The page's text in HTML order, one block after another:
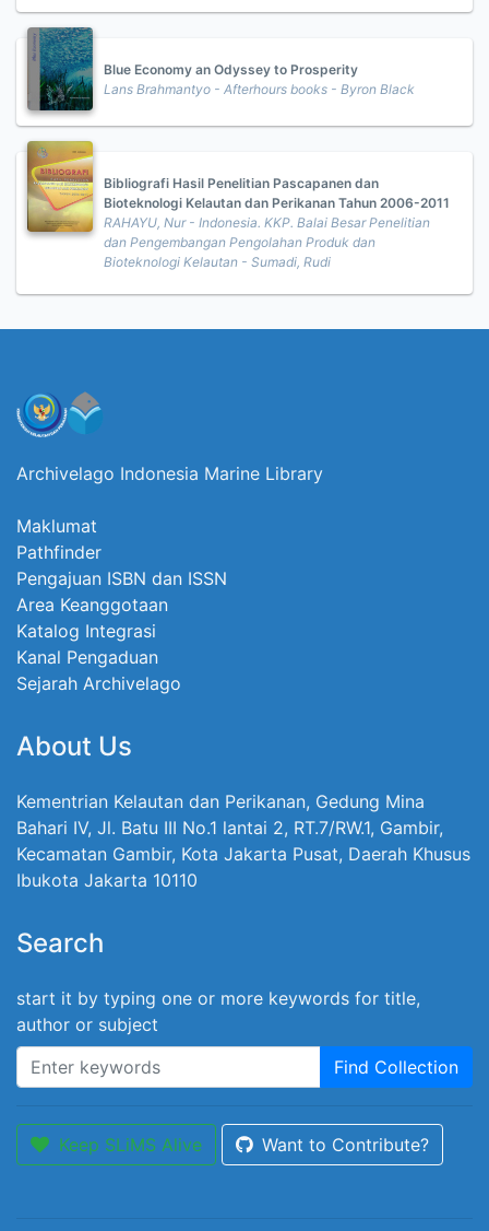
Blue Economy an Odyssey to Prosperity
Lans Brahmantyo - Afterhours books - Byron Black
Bibliografi Hasil Penelitian Pascapanen dan
Bioteknologi Kelautan dan Perikanan Tahun 2006-2011
RAHAYU, Nur - Indonesia. KKP. Balai Besar Penelitian
dan Pengembangan Pengolahan Produk dan
Bioteknologi Kelautan - Sumadi, Rudi
Archivelago Indonesia Marine Library
Maklumat
Pathfinder
Pengajuan ISBN dan ISSN
Area Keanggotaan
Katalog Integrasi
Kanal Pengaduan
Sejarah Archivelago
About Us
Kementrian Kelautan dan Perikanan, Gedung Mina
Bahari IV, Jl. Batu III No.1 lantai 2, RT.7/RW.1, Gambir,
Kecamatan Gambir, Kota Jakarta Pusat, Daerah Khusus
Ibukota Jakarta 10110
Search
start it by typing one or more keywords for title,
author or subject
Find Collection
Keep SLiMS Alive Want to Contribute?